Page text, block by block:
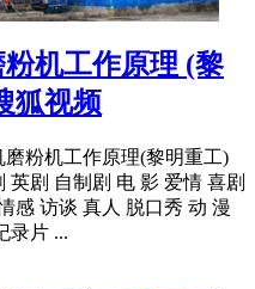
机工作原理 (黎
狐视频
粉机工作原理(黎明重工)
英剧 自制剧 电 影 爱情 喜剧
感 访谈 真人 脱口秀 动 漫
录片 ...